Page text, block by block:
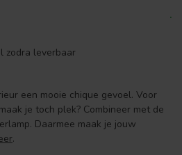
.
zodra leverbaar
een mooie chique gevoel. Voor
je toch plek? Combineer met de
Daarmee maak je jouw
.